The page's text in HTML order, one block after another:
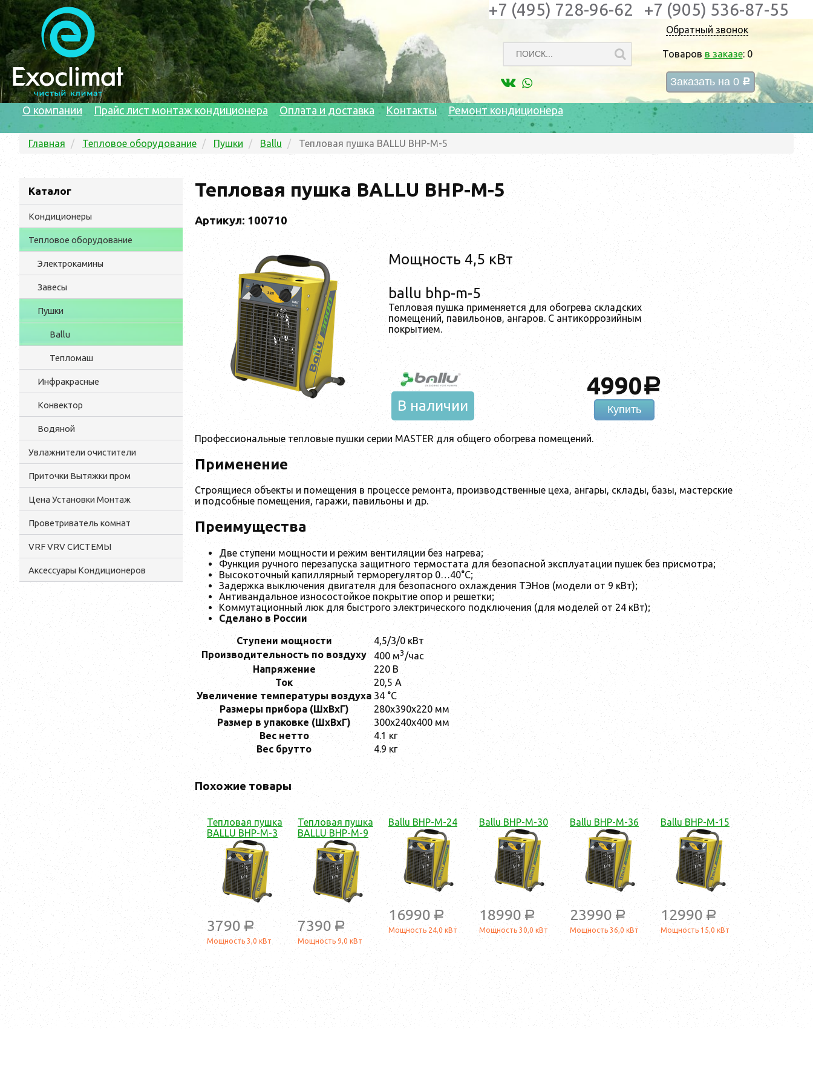
Обратный звонок
Товаров в заказе: 0
Заказать на 0 c
+7 (495) 728-96-62 +7 (905) 536-87-55
О компании Прайс лист монтаж кондиционера Оплата и доставка Контакты Ремонт кондиционера
Главная Тепловое оборудование Пушки Ballu Тепловая пушка BALLU BHP-M-5
Каталог
Кондиционеры
Тепловое оборудование
Электрокамины
Завесы
Пушки
Ballu
Тепломаш
Инфракрасные
Конвектор
Водяной
Увлажнители очистители
Приточки Вытяжки пром
Цена Установки Монтаж
Проветриватель комнат
VRF VRV СИСТЕМЫ
Аксессуары Кондиционеров
Тепловая пушка BALLU BHP-M-5
Артикул: 100710
Мощность 4,5 кВт
ballu bhp-m-5
Тепловая пушка применяется для обогрева складских
помещений, павильонов, ангаров. С антикоррозийным
покрытием.
4990a
Купить
В наличии
Профессиональные тепловые пушки серии MASTER для общего обогрева помещений.
Применение
Строящиеся объекты и помещения в процессе ремонта, производственные цеха, ангары, склады, базы, мастерские
и подсобные помещения, гаражи, павильоны и др.
Преимущества
Две ступени мощности и режим вентиляции без нагрева;
Функция ручного перезапуска защитного термостата для безопасной эксплуатации пушек без присмотра;
Высокоточный капиллярный терморегулятор 0…40°С;
Задержка выключения двигателя для безопасного охлаждения ТЭНов (модели от 9 кВт);
Антивандальное износостойкое покрытие опор и решетки;
Коммутационный люк для быстрого электрического подключения (для моделей от 24 кВт);
Сделано в России
Ступени мощности
4,5/3/0 кВт
Производительность по воздуху
400 м3 /час
Напряжение
220 В
Ток
20,5 А
Увеличение температуры воздуха 34 °C
Размеры прибора (ШхВхГ)
280x390x220 мм
Размер в упаковке (ШхВхГ)
300x240x400 мм
Вес нетто
4.1 кг
Вес брутто
4.9 кг
Похожие товары
Тепловая пушка
BALLU BHP-M-3
3790 a
Мощность 3,0 кВт
Тепловая пушка
BALLU BHP-M-9
7390 a
Мощность 9,0 кВт
Ballu BHP-M-24
16990 a
Мощность 24,0 кВт
Ballu BHP-M-30
18990 a
Мощность 30,0 кВт
Ballu BHP-M-36
23990 a
Мощность 36,0 кВт
Ballu BHP-M-15
12990 a
Мощность 15,0 кВт